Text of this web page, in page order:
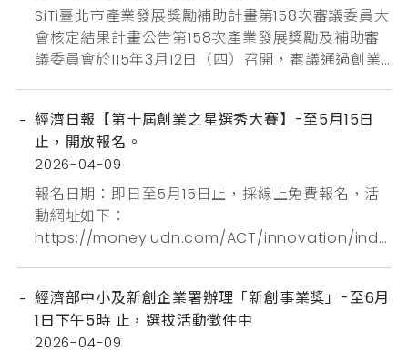
SiTi臺北市產業發展獎勵補助計畫第158次審議委員大
會核定結果計畫公告第158次產業發展獎勵及補助審
議委員會於115年3月12日（四）召開，審議通過創業
新加坡商甯寶數位科技有限公司臺灣分公司城智科技
股份有限公司帷可策略股份有限公司奧創智慧股份有
限公司大數軟體有限公司奇洱文創有限公司索力星球
股份有限公...
經濟日報【第十屆創業之星選秀大賽】-至5月15日
止，開放報名。
2026-04-09
報名日期：即日至5月15日止，採線上免費報名，活
動網址如下：
https://money.udn.com/ACT/innovation/inde
經濟部中小及新創企業署辦理「新創事業獎」-至6月
1日下午5時 止，選拔活動徵件中
2026-04-09